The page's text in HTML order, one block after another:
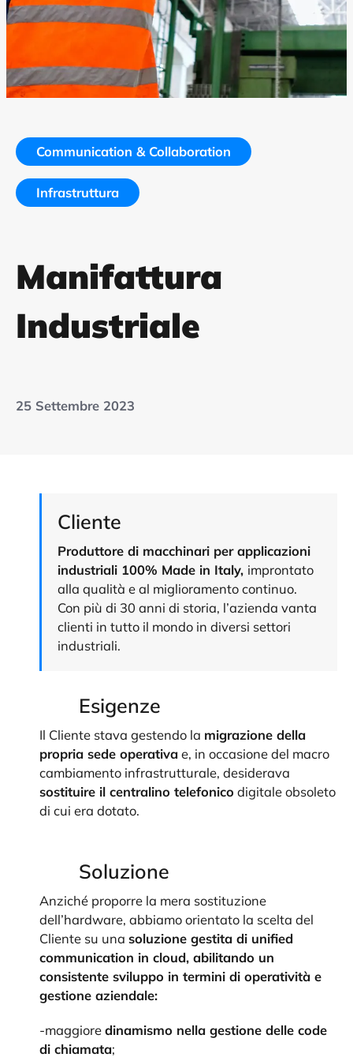
Communication & Collaboration
Infrastruttura
Manifattura
Industriale
25 Settembre 2023
Cliente
Produttore di macchinari per applicazioni
industriali 100% Made in Italy, improntato
alla qualità e al miglioramento continuo.
Con più di 30 anni di storia, l’azienda vanta
clienti in tutto il mondo in diversi settori
industriali.
Esigenze
Il Cliente stava gestendo la migrazione della
propria sede operativae, in occasione del macro
cambiamento infrastrutturale, desiderava
sostituire il centralino telefonico digitale obsoleto
di cui era dotato.
Soluzione
Anziché proporre la mera sostituzione
dell’hardware, abbiamo orientato la scelta del
Cliente su una soluzione gestita di unified
communication in cloud, abilitando un
consistente sviluppo in termini di operatività e
gestione aziendale:
-maggioredinamismo nella gestione delle code
di chiamata;